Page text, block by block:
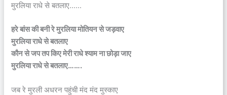
मुरलिया राधे से बतलाए……
हरे बांस की बनी रे मुरलिया मोतियन से जड़वाए
मुरलिया राधे से बतलाए
कौन से जप तप किए मेरी राधे श्याम ना छोड़ा जाए
मुरलिया राधे से बतलाए…….
जब रे मुरली अधरन पहुंची मंद मंद मुस्काए